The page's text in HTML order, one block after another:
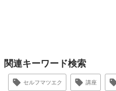
関連キーワード検索
セルフマツエク 講座